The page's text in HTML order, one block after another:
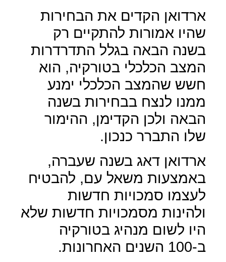
ארדואן הקדים את הבחירות
שהיו אמורות להתקיים רק
בשנה הבאה בגלל התדרדרות
המצב הכלכלי בטורקיה, הוא
חשש שהמצב הכלכלי ימנע
ממנו לנצח בבחירות בשנה
הבאה ולכן הקדימן, ההימור
שלו התברר כנכון.
ארדואן דאג בשנה שעברה,
באמצעות משאל עם, להבטיח
לעצמו סמכויות חדשות
ולהינות מסמכויות חדשות שלא
היו לשום מנהיג בטורקיה
ב-100 השנים האחרונות.